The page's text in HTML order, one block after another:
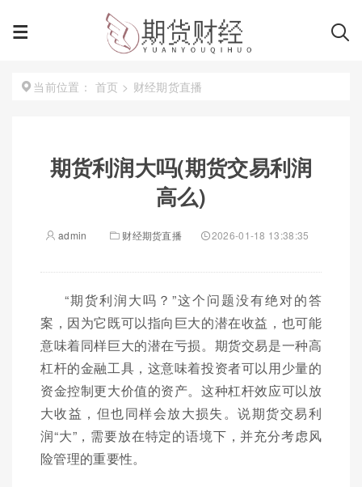
当前位置： 首页 > 财经期货直播
期货利润大吗(期货交易利润
高么)
admin 财经期货直播 2026-01-18 13:38:35
“期货利润大吗？”这个问题没有绝对的答
案，因为它既可以指向巨大的潜在收益，也可能
意味着同样巨大的潜在亏损。期货交易是一种高
杠杆的金融工具，这意味着投资者可以用少量的
资金控制更大价值的资产。这种杠杆效应可以放
大收益，但也同样会放大损失。说期货交易利
润“大”，需要放在特定的语境下，并充分考虑风
险管理的重要性。